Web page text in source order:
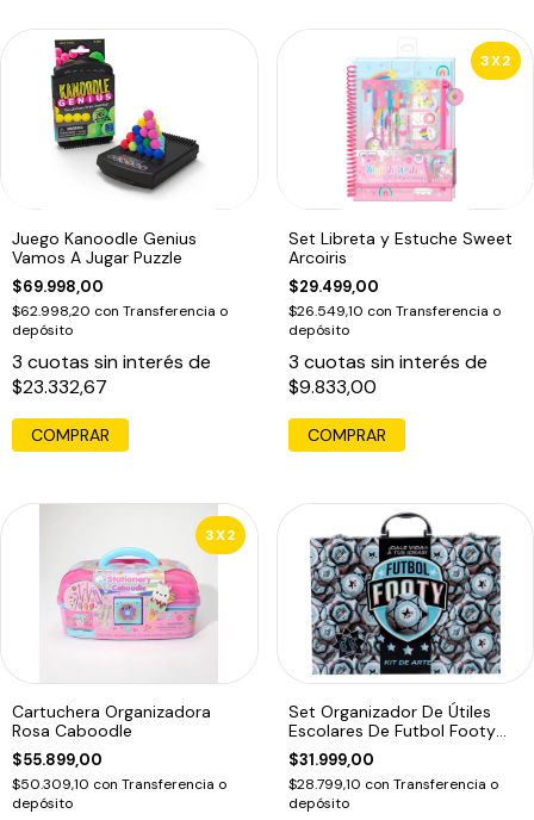
Juego Kanoodle Genius
Vamos A Jugar Puzzle
$69.998,00
$62.998,20 con Transferencia o
depósito
3 cuotas sin interés de
$23.332,67
COMPRAR
3X2
Set Libreta y Estuche Sweet
Arcoiris
$29.499,00
$26.549,10 con Transferencia o
depósito
3 cuotas sin interés de
$9.833,00
3X2
Cartuchera Organizadora
Rosa Caboodle
$55.899,00
$50.309,10 con Transferencia o
depósito
Set Organizador De Útiles
Escolares De Futbol Footy
Celeste Fútbol
$31.999,00
$28.799,10 con Transferencia o
depósito